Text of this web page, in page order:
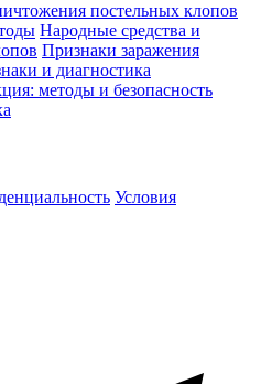
постельных клопов
Народные средства и
Признаки заражения
и диагностика
методы и безопасность
Условия